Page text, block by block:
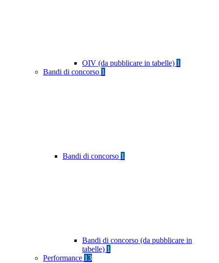
OIV (da pubblicare in tabelle) 1
Bandi di concorso 1
Bandi di concorso 1
Bandi di concorso (da pubblicare in
tabelle) 1
Performance 13